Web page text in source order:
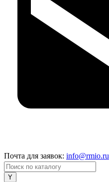
Почта для заявок: info@rmio.ru